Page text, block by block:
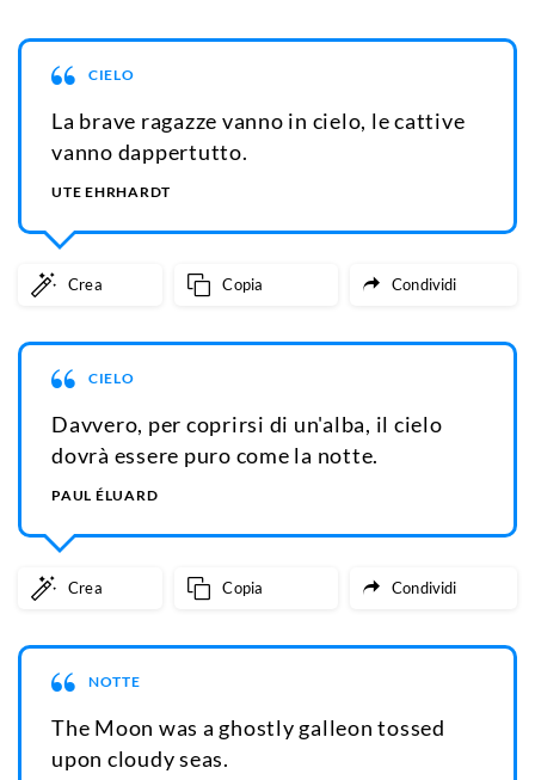
CIELO
La brave ragazze vanno in cielo, le cattive
vanno dappertutto.
UTE EHRHARDT
Crea Copia Condividi
CIELO
Davvero, per coprirsi di un'alba, il cielo
dovrà essere puro come la notte.
PAUL ÉLUARD
Crea Copia Condividi
NOTTE
The Moon was a ghostly galleon tossed
upon cloudy seas.